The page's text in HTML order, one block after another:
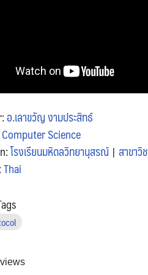
อ.เลาขวัญ งามประสิทธ์
Computer Science
โรงเรียนมหิดลวิทยานุสรณ์ | สาขาวิ
Thai